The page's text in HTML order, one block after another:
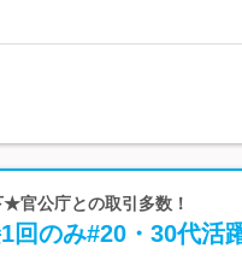
官公庁との取引多数！
回のみ#20・30代活